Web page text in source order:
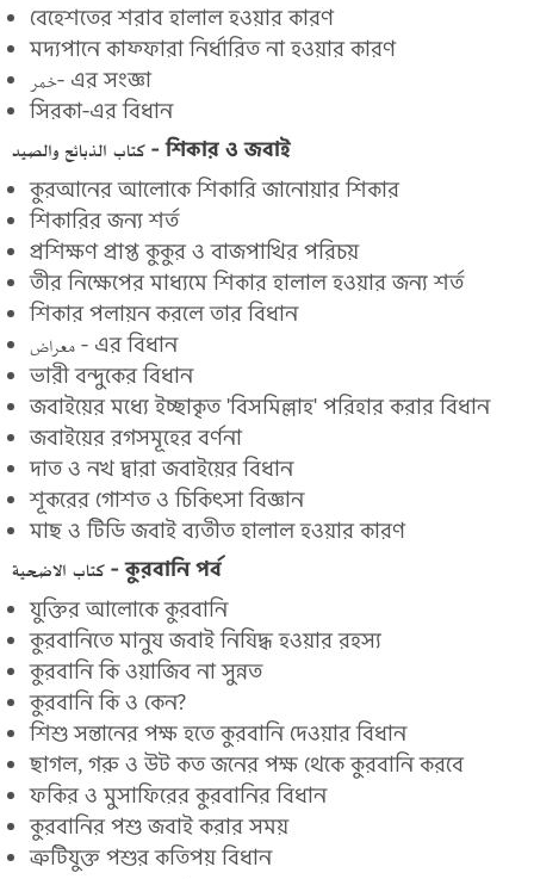
বেহেশতের শরাব হালাল হওয়ার কারণ
মদ্যপানে কাফ্ফারা নির্ধারিত না হওয়ার কারণ
خمر- এর সংজ্ঞা
সিরকা-এর বিধান
كتاب الذبائح والصيد - শিকার ও জবাই
কুরআনের আলোকে শিকারি জানোয়ার শিকার
শিকারির জন্য শর্ত
প্রশিক্ষণ প্রাপ্ত কুকুর ও বাজপাখির পরিচয়
তীর নিক্ষেপের মাধ্যমে শিকার হালাল হওয়ার জন্য শর্ত
শিকার পলায়ন করলে তার বিধান
معراض - এর বিধান
ভারী বন্দুকের বিধান
জবাইয়ের মধ্যে ইচ্ছাকৃত 'বিসমিল্লাহ' পরিহার করার বিধান
জবাইয়ের রগসমূহের বর্ণনা
দাত ও নখ দ্বারা জবাইয়ের বিধান
শূকরের গোশত ও চিকিৎসা বিজ্ঞান
মাছ ও টিডি জবাই ব্যতীত হালাল হওয়ার কারণ
كتاب الاضحية - কুরবানি পর্ব
যুক্তির আলোকে কুরবানি
কুরবানিতে মানুষ জবাই নিষিদ্ধ হওয়ার রহস্য
কুরবানি কি ওয়াজিব না সুন্নত
কুরবানি কি ও কেন?
শিশু সন্তানের পক্ষ হতে কুরবানি দেওয়ার বিধান
ছাগল, গরু ও উট কত জনের পক্ষ থেকে কুরবানি করবে
ফকির ও মুসাফিরের কুরবানির বিধান
কুরবানির পশু জবাই করার সময়
ত্রুটিযুক্ত পশুর কতিপয় বিধান